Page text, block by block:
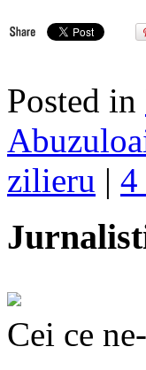
Posted in
zilieru | 4
Cei ce